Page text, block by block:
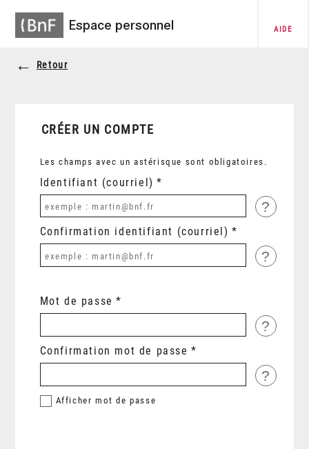
Espace personnel AIDE
Retour
CRÉER UN COMPTE
Les champs avec un astérisque sont obligatoires.
Identifiant (courriel)
?
Confirmation identifiant (courriel)
?
Mot de passe
?
Confirmation mot de passe
?
Afficher mot de passe